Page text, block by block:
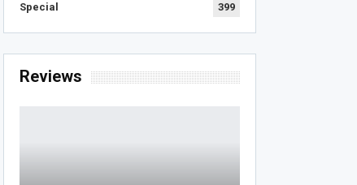
Special 399
Reviews